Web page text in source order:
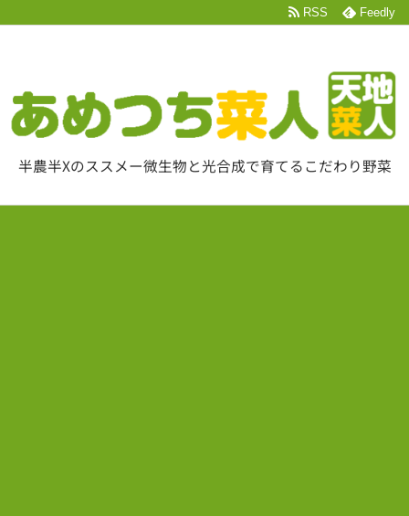
半農半Xのススメー微生物と光合成で育てるこだわり野菜
RSS Feedly